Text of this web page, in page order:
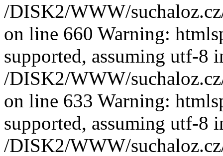
/DISK2/WWW/
on line 660 Warning:
supported, assuming utf-8
/DISK2/WWW/
on line 633 Warning:
supported, assuming utf-8
/DISK2/WWW/